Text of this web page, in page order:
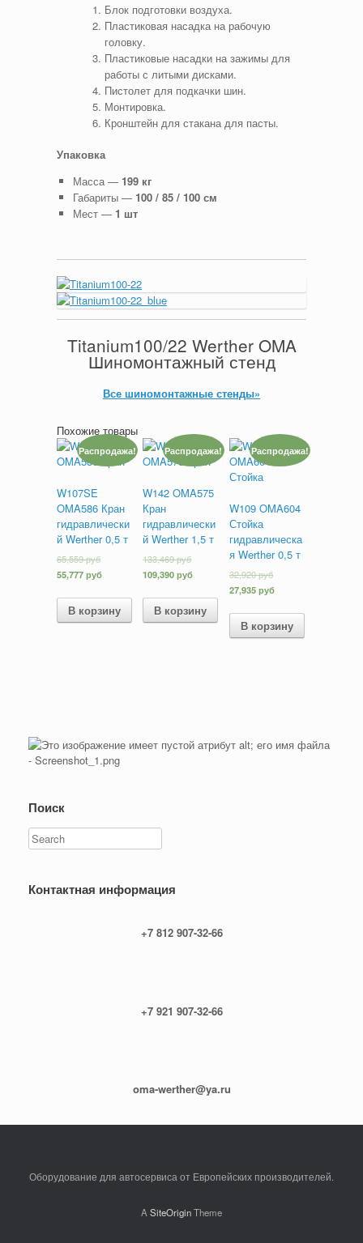
Блок подготовки воздуха.
Пластиковая насадка на рабочую
головку.
Пластиковые насадки на зажимы для
работы с литыми дисками.
Пистолет для подкачки шин.
Монтировка.
Кронштейн для стакана для пасты.
Упаковка
Масса — 199 кг
Габариты — 100 / 85 / 100 см
Мест —1 шт
Titanium100/22 Werther OMA
Шиномонтажный стенд
Все шиномонтажные стенды»
Похожие товары
Распродажа!
W107SE
OMA586 Кран
гидравлически
й Werther 0,5 т
65,559руб
55,777руб
В корзину
Распродажа!
W142 OMA575
Кран
гидравлически
й Werther 1,5 т
133,469руб
109,390руб
В корзину
Распродажа!
W109 OMA604
Стойка
гидравлическа
я Werther 0,5 т
32,920руб
27,935руб
В корзину
Поиск
Search
Контактная информация
+7 812 907-32-66
+7 921 907-32-66
oma-werther@ya.ru
Оборудование для автосервиса от Европейских производителей.
ASiteOriginTheme